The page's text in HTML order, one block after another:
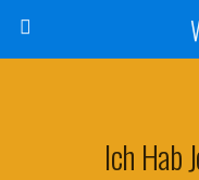
Ich Hab